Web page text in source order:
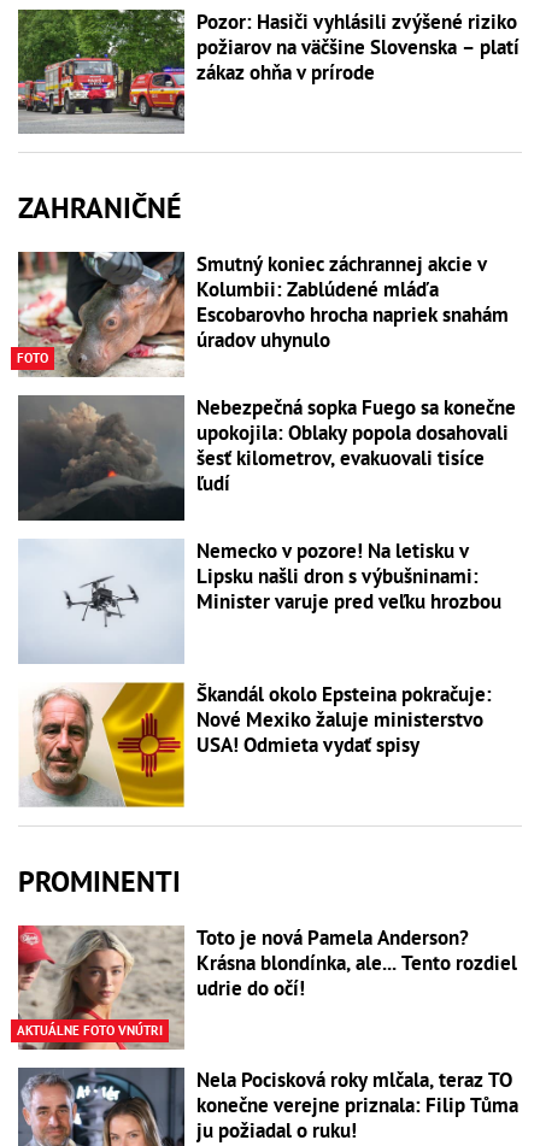
Pozor: Hasiči vyhlásili zvýšené riziko
požiarov na väčšine Slovenska – platí
zákaz ohňa v prírode
ZAHRANIČNÉ
FOTO
Smutný koniec záchrannej akcie v
Kolumbii: Zablúdené mláďa
Escobarovho hrocha napriek snahám
úradov uhynulo
Nebezpečná sopka Fuego sa konečne
upokojila: Oblaky popola dosahovali
šesť kilometrov, evakuovali tisíce
ľudí
Nemecko v pozore! Na letisku v
Lipsku našli dron s výbušninami:
Minister varuje pred veľku hrozbou
Škandál okolo Epsteina pokračuje:
Nové Mexiko žaluje ministerstvo
USA! Odmieta vydať spisy
PROMINENTI
AKTUÁLNE FOTO VNÚTRI
Toto je nová Pamela Anderson?
Krásna blondínka, ale... Tento rozdiel
udrie do očí!
Nela Pocisková roky mlčala, teraz TO
konečne verejne priznala: Filip Tůma
ju požiadal o ruku!